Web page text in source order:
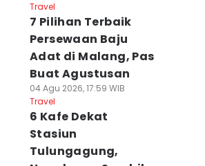
Travel
7 Pilihan Terbaik
Persewaan Baju
Adat di Malang, Pas
Buat Agustusan
04 Agu 2026, 17:59 WIB
Travel
6 Kafe Dekat
Stasiun
Tulungagung,